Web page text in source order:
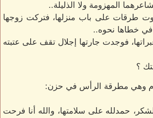
المهزومة ولا الذليلة..
على باب منزلها، فتركت زوجها
في خطاها نحوه..
فوجدت جارتها إجلال تقف على عتبته
؟
وهي مطرقة الرأس في حزن:
حمدلله على سلامتها، والله أنا فرحت